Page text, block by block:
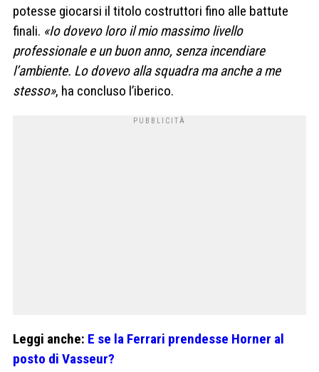
potesse giocarsi il titolo costruttori fino alle battute
finali. «Io dovevo loro il mio massimo livello
professionale e un buon anno, senza incendiare
l’ambiente. Lo dovevo alla squadra ma anche a me
stesso», ha concluso l’iberico.
Leggi anche: E se la Ferrari prendesse Horner al
posto di Vasseur?